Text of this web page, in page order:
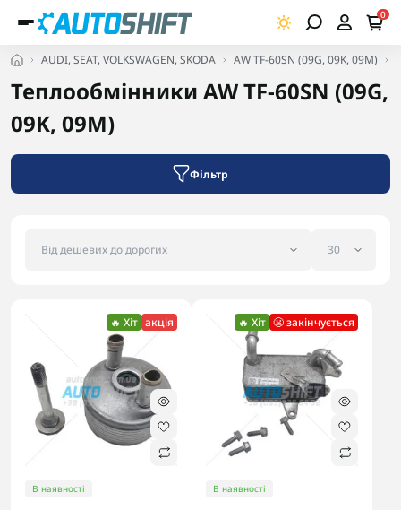
0
AUDI, SEAT, VOLKSWAGEN, SKODA AW TF-60SN (09G, 09K, 09M)
Теплообмінники AW TF-60SN (09G,
09K, 09M)
Фільтр
🔥 Хіт акція
В наявності
🔥 Хіт 😬 закінчується
В наявності